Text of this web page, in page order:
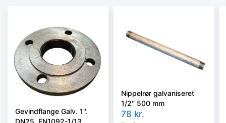
Gevindflange Galv. 1''.
DN25. EN1092-1/13,
Nippelrør galvaniseret
1/2'' 500 mm
78 kr.